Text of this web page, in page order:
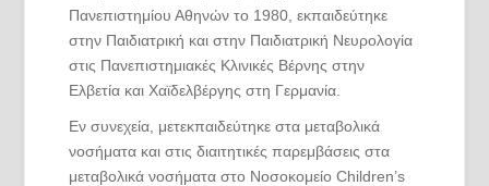
Πανεπιστημίου Αθηνών το 1980, εκπαιδεύτηκε
στην Παιδιατρική και στην Παιδιατρική Νευρολογία
στις Πανεπιστημιακές Κλινικές Βέρνης στην
Ελβετία και Χαϊδελβέργης στη Γερμανία.
Εν συνεχεία, μετεκπαιδεύτηκε στα μεταβολικά
νοσήματα και στις διαιτητικές παρεμβάσεις στα
μεταβολικά νοσήματα στο Νοσοκομείο Children’s